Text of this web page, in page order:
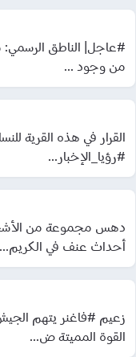
#عاجل| الناطق الرسمي:
من وجود ...
القرار في هذه القرية
#رؤيا_الإخبار...
دهس مجموعة من
أحداث عنف في الكريم...
زعيم #فاغنر يتهم
القوة المميتة ض...